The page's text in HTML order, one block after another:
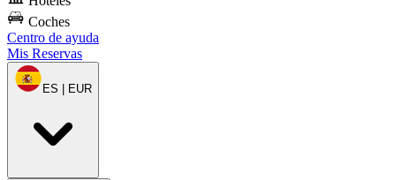
Coches
Centro de ayuda
Mis Reservas
ES | EUR